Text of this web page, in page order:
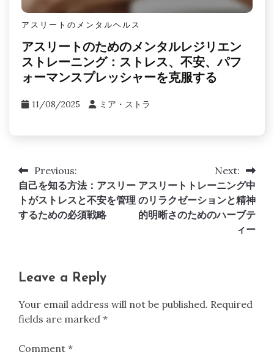
アスリートのメンタルヘルス
アスリートのためのメンタルレジリエン
ストレーニング：ストレス、不安、パフ
ォーマンスプレッシャーを克服する
11/08/2025 ミア・ストラ
Post
navigation
Previous:
自己を知る方法：アスリー
トがストレスと不安を管理
するための必須戦略
Next:
アスリートトレーニング中
のリラクゼーションと精神
的明晰さのためのハーブテ
ィー
Leave a Reply
Your email address will not be published. Required
fields are marked *
Comment *